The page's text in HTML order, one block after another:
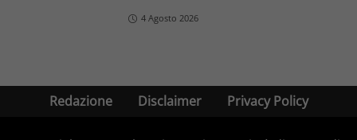
4 Agosto 2026
Redazione Disclaimer Privacy Policy